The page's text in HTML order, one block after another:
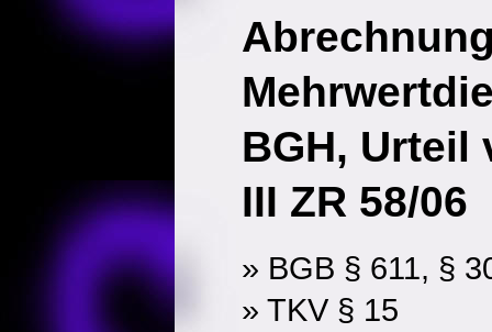
BGH, Urteil
III ZR 58/06
» BGB § 611, §
» TKV § 15